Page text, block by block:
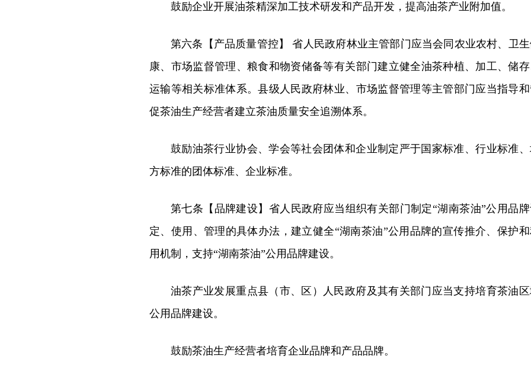
鼓励企业开展油茶精深加工技术研发和产品开发，提高油茶产业附加值。
第六条【产品质量管控】 省人民政府林业主管部门应当会同农业农村、卫
康、市场监督管理、粮食和物资储备等有关部门建立健全油茶种植、加工、储存
运输等相关标准体系。县级人民政府林业、市场监督管理等主管部门应当指导
促茶油生产经营者建立茶油质量安全追溯体系。
鼓励油茶行业协会、学会等社会团体和企业制定严于国家标准、行业标准
方标准的团体标准、企业标准。
第七条【品牌建设】省人民政府应当组织有关部门制定“湖南茶油”公用品牌
定、使用、管理的具体办法，建立健全“湖南茶油”公用品牌的宣传推介、保护和
用机制，支持“湖南茶油”公用品牌建设。
油茶产业发展重点县（市、区）人民政府及其有关部门应当支持培育茶油
公用品牌建设。
鼓励茶油生产经营者培育企业品牌和产品品牌。